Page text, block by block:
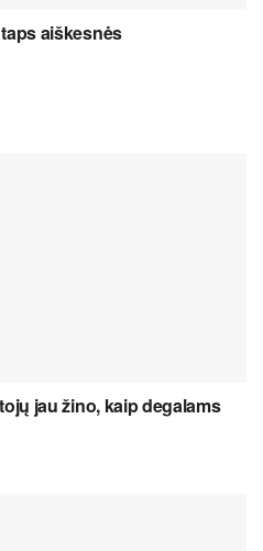
aiškesnės
jau žino, kaip degalams